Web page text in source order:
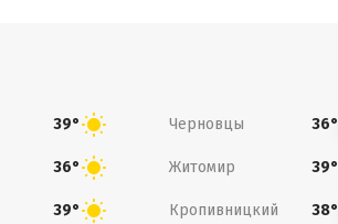
39° Черновцы 36°
36° Житомир 39°
39° Кропивницкий 38°